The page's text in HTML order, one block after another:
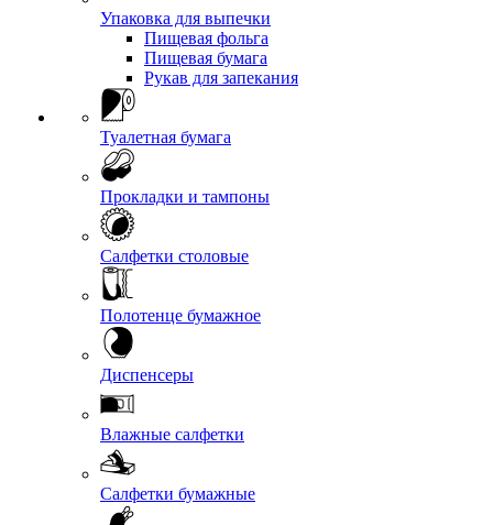
Упаковка для выпечки
Пищевая фольга
Пищевая бумага
Рукав для запекания
Туалетная бумага
Прокладки и тампоны
Салфетки столовые
Полотенце бумажное
Диспенсеры
Влажные салфетки
Салфетки бумажные